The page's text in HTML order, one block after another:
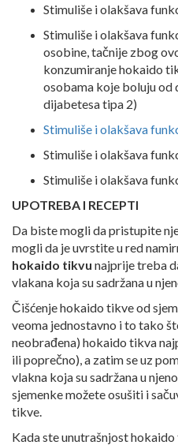
Stimuliše i olakšava
Stimuliše i olakšava
osobine, tačnije zbog
konzumiranje hokaido
osobama koje boluju od
dijabetesa tipa 2)
Stimuliše i olakšava
Stimuliše i olakšava
Stimuliše i olakšava
UPOTREBA I RECEPTI
Da biste mogli da pristupite
mogli da je uvrstite u red
hokaido tikvu najprije treba
vlakana koja su sadržana u
Čišćenje hokaido tikve od
veoma jednostavno i to tako
neobrađena) hokaido tikva
ili poprečno), a zatim se uz
vlakna koja su sadržana u
sjemenke možete osušiti i
tikve.
Kada ste unutrašnjost